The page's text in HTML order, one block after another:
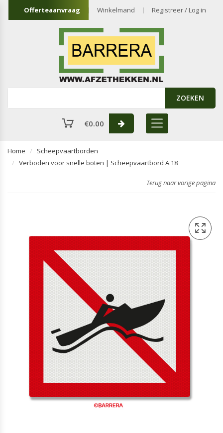
Offerteaanvraag Winkelmand Registreer / Log in
ZOEKEN
€0.00
Home
Scheepvaartborden
Verboden voor snelle boten | Scheepvaartbord A.18
Terug naar vorige pagina